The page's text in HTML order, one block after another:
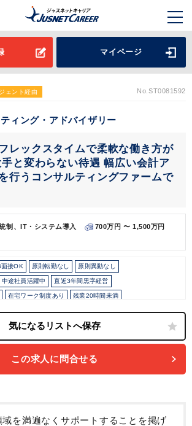
マイページ
ェント経由 No.ST0081592
ィング・アドバイザリー
レックスタイムで柔軟な働き方が
と変わらない待遇 幅広い会計ア
行うコンサルティングファームで
制、IT・システム導入
700万円 〜 1,500万円
接OK 原則転勤なし 原則異動なし
中途社員活躍中 直近3年間黒字経営
在宅ワーク制度あり 残業20時間未満
年間休日120日以上
この求人に問合せる
を満遍なくサポートすることを掲げ